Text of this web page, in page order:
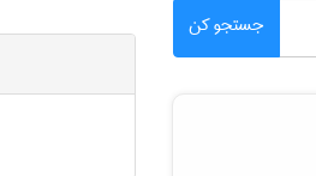
جستجو کن